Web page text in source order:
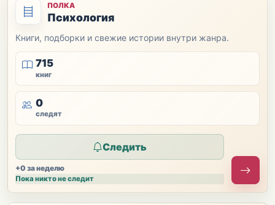
ПОЛКА
Психология
Книги, подборки и свежие истории внутри жанра.
715
книг
0
следят
Следить
+0 за неделю
Пока никто не следит